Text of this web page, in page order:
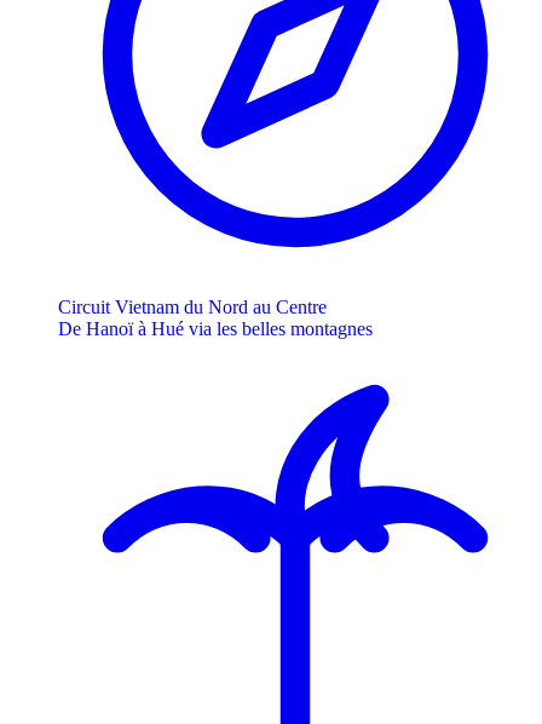
Circuit Vietnam du Nord au Centre
De Hanoï à Hué via les belles montagnes